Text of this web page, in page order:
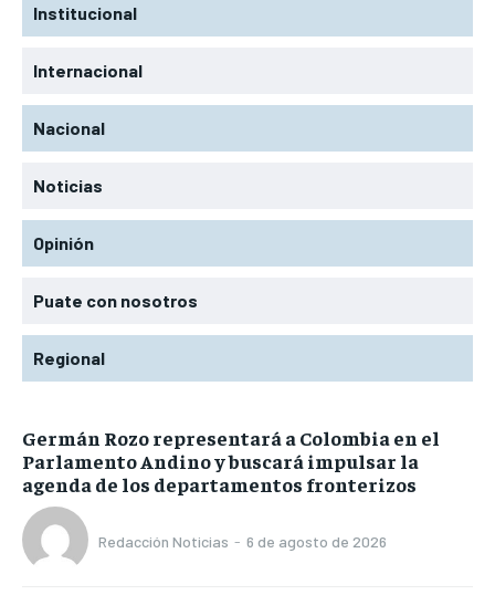
Institucional
Internacional
Nacional
Noticias
Opinión
Puate con nosotros
Regional
Germán Rozo representará a Colombia en el
Parlamento Andino y buscará impulsar la
agenda de los departamentos fronterizos
Redacción Noticias - 6 de agosto de 2026